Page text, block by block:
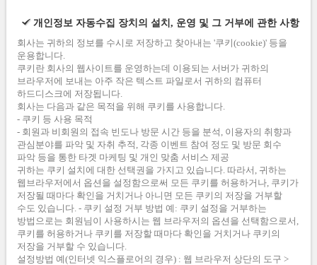
개인정보 자동수집 장치의 설치, 운영 및 그 거부에 관한 사항
회사는 귀하의 정보를 수시로 저장하고 찾아내는 '쿠키(cookie)' 등을
운용합니다.
쿠키란 회사의 웹사이트를 운영하는데 이용되는 서버가 귀하의
브라우저에 보내는 아주 작은 텍스트 파일로서 귀하의 컴퓨터
하드디스크에 저장됩니다.
회사는 다음과 같은 목적을 위해 쿠키를 사용합니다.
- 쿠키 등 사용 목적
- 회원과 비회원의 접속 빈도나 방문 시간 등을 분석, 이용자의 취향과
관심분야를 파악 및 자취 추적, 각종 이벤트 참여 정도 및 방문 회수
파악 등을 통한 타겟 마케팅 및 개인 맞춤 서비스 제공
귀하는 쿠키 설치에 대한 선택권을 가지고 있습니다. 따라서, 귀하는
웹브라우저에서 옵션을 설정함으로써 모든 쿠키를 허용하거나, 쿠키가
저장될 때마다 확인을 거치거나 아니면 모든 쿠키의 저장을 거부할
수도 있습니다. - 쿠키 설정 거부 방법 예: 쿠키 설정을 거부하는
방법으로는 회원님이 사용하시는 웹 브라우저의 옵션을 선택함으로서,
쿠키를 허용하거나 쿠키를 저장할 때마다 확인을 거치거나 쿠키의
저장을 거부할 수 있습니다.
설정방법 예(인터넷 익스플로어의 경우) : 웹 브라우저 상단의 도구 >